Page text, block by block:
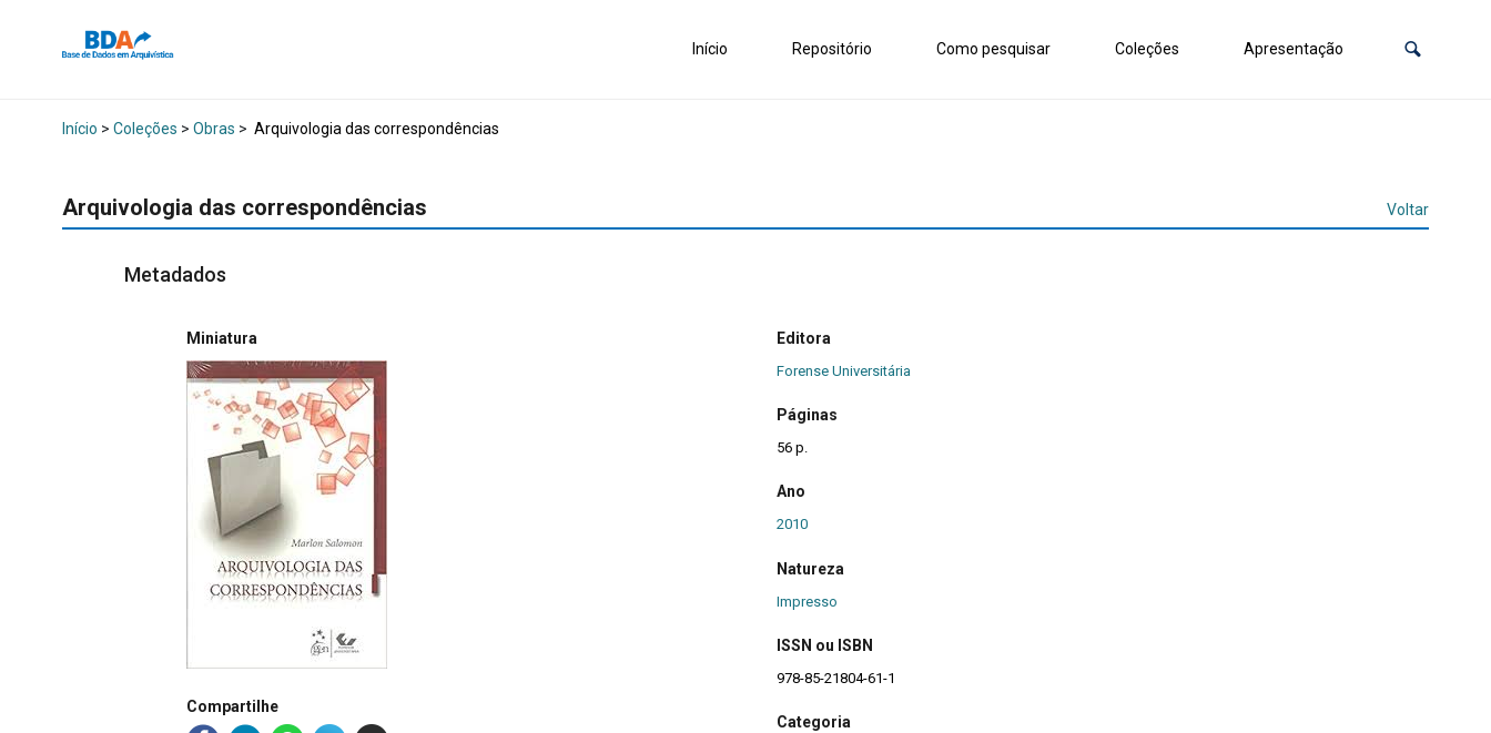
Início Repositório Como pesquisar Coleções Apresentação
Início > Coleções > Obras > Arquivologia das correspondências
Arquivologia das correspondências Voltar
Metadados
Miniatura
Compartilhe
Editora
Forense Universitária
Páginas
56 p.
Ano
2010
Natureza
Impresso
ISSN ou ISBN
978-85-21804-61-1
Categoria